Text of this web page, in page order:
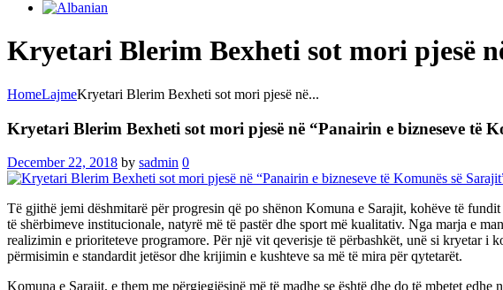
Kryetari Blerim Bexheti sot mori pjesë
HomeLajmeKryetari Blerim Bexheti sot mori pjesë në...
Kryetari Blerim Bexheti sot mori pjesë në “Panairin e bizneseve të
December 22, 2018 by sadmin 0
Të gjithë jemi dëshmitarë për progresin që po shënon Komuna e Sarajit, kohëve të
të shërbimeve institucionale, natyrë më të pastër dhe sport më kualitativ. Nga marja e
realizimin e prioriteteve programore. Për një vit qeverisje të përbashkët, unë si kryetar i
përmisimin e standardit jetësor dhe krijimin e kushteve sa më të mira për qytetarët.
Komuna e Sarajit, e them me përgjegjësinë më të madhe se është dhe do të mbetet